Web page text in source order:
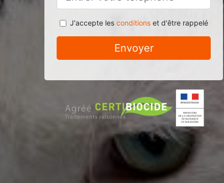
J'accepte les conditionset d'être rappelé
Envoyer